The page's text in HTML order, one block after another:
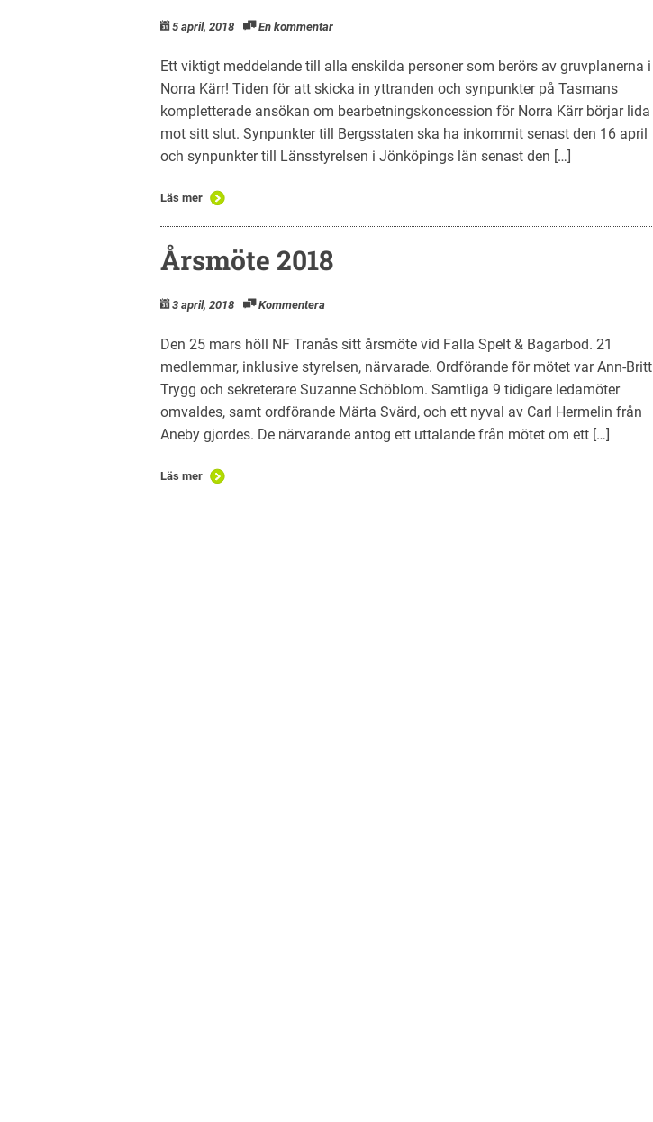
5 april, 2018 En kommentar
Ett viktigt meddelande till alla enskilda personer som berörs av gruvplanerna i
Norra Kärr! Tiden för att skicka in yttranden och synpunkter på Tasmans
kompletterade ansökan om bearbetningskoncession för Norra Kärr börjar lida
mot sitt slut. Synpunkter till Bergsstaten ska ha inkommit senast den 16 april
och synpunkter till Länsstyrelsen i Jönköpings län senast den […]
Läs mer
Årsmöte 2018
3 april, 2018 Kommentera
Den 25 mars höll NF Tranås sitt årsmöte vid Falla Spelt & Bagarbod. 21
medlemmar, inklusive styrelsen, närvarade. Ordförande för mötet var Ann-Britt
Trygg och sekreterare Suzanne Schöblom. Samtliga 9 tidigare ledamöter
omvaldes, samt ordförande Märta Svärd, och ett nyval av Carl Hermelin från
Aneby gjordes. De närvarande antog ett uttalande från mötet om ett […]
Läs mer